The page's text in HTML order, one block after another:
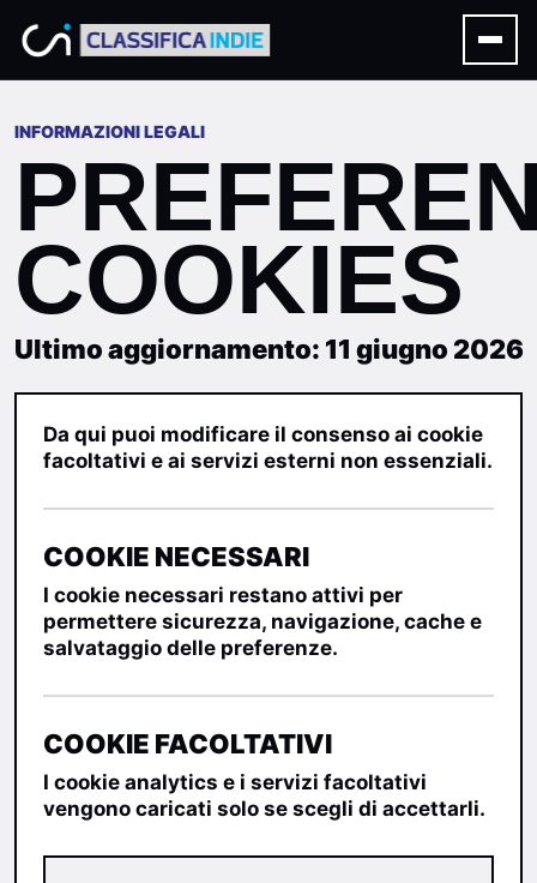
INFORMAZIONI LEGALI
COOKIES
Ultimo aggiornamento: 11 giugno 2026
Da qui puoi modificare il consenso ai cookie
facoltativi e ai servizi esterni non essenziali.
COOKIE NECESSARI
I cookie necessari restano attivi per
permettere sicurezza, navigazione, cache e
salvataggio delle preferenze.
COOKIE FACOLTATIVI
I cookie analytics e i servizi facoltativi
vengono caricati solo se scegli di accettarli.